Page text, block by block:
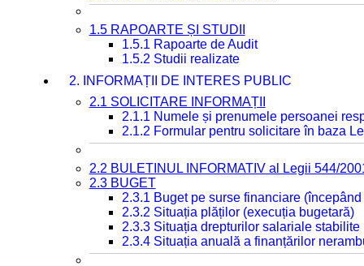
1.5 RAPOARTE ȘI STUDII
1.5.1 Rapoarte de Audit
1.5.2 Studii realizate
2. INFORMAȚII DE INTERES PUBLIC
2.1 SOLICITARE INFORMAȚII
2.1.1 Numele și prenumele persoanei
2.1.2 Formular pentru solicitare în baza
2.2 BULETINUL INFORMATIV al Legii 544/
2.3 BUGET
2.3.1 Buget pe surse financiare
2.3.2 Situația plăților (execuția bugetară)
2.3.3 Situația drepturilor salariale
2.3.4 Situația anuală a finanțărilor